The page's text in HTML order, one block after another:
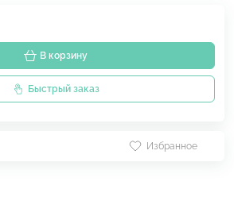
В корзину
Быстрый заказ
Избранное